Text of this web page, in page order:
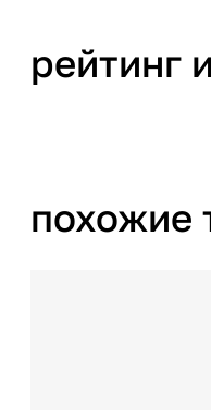
рейтинг
похожие